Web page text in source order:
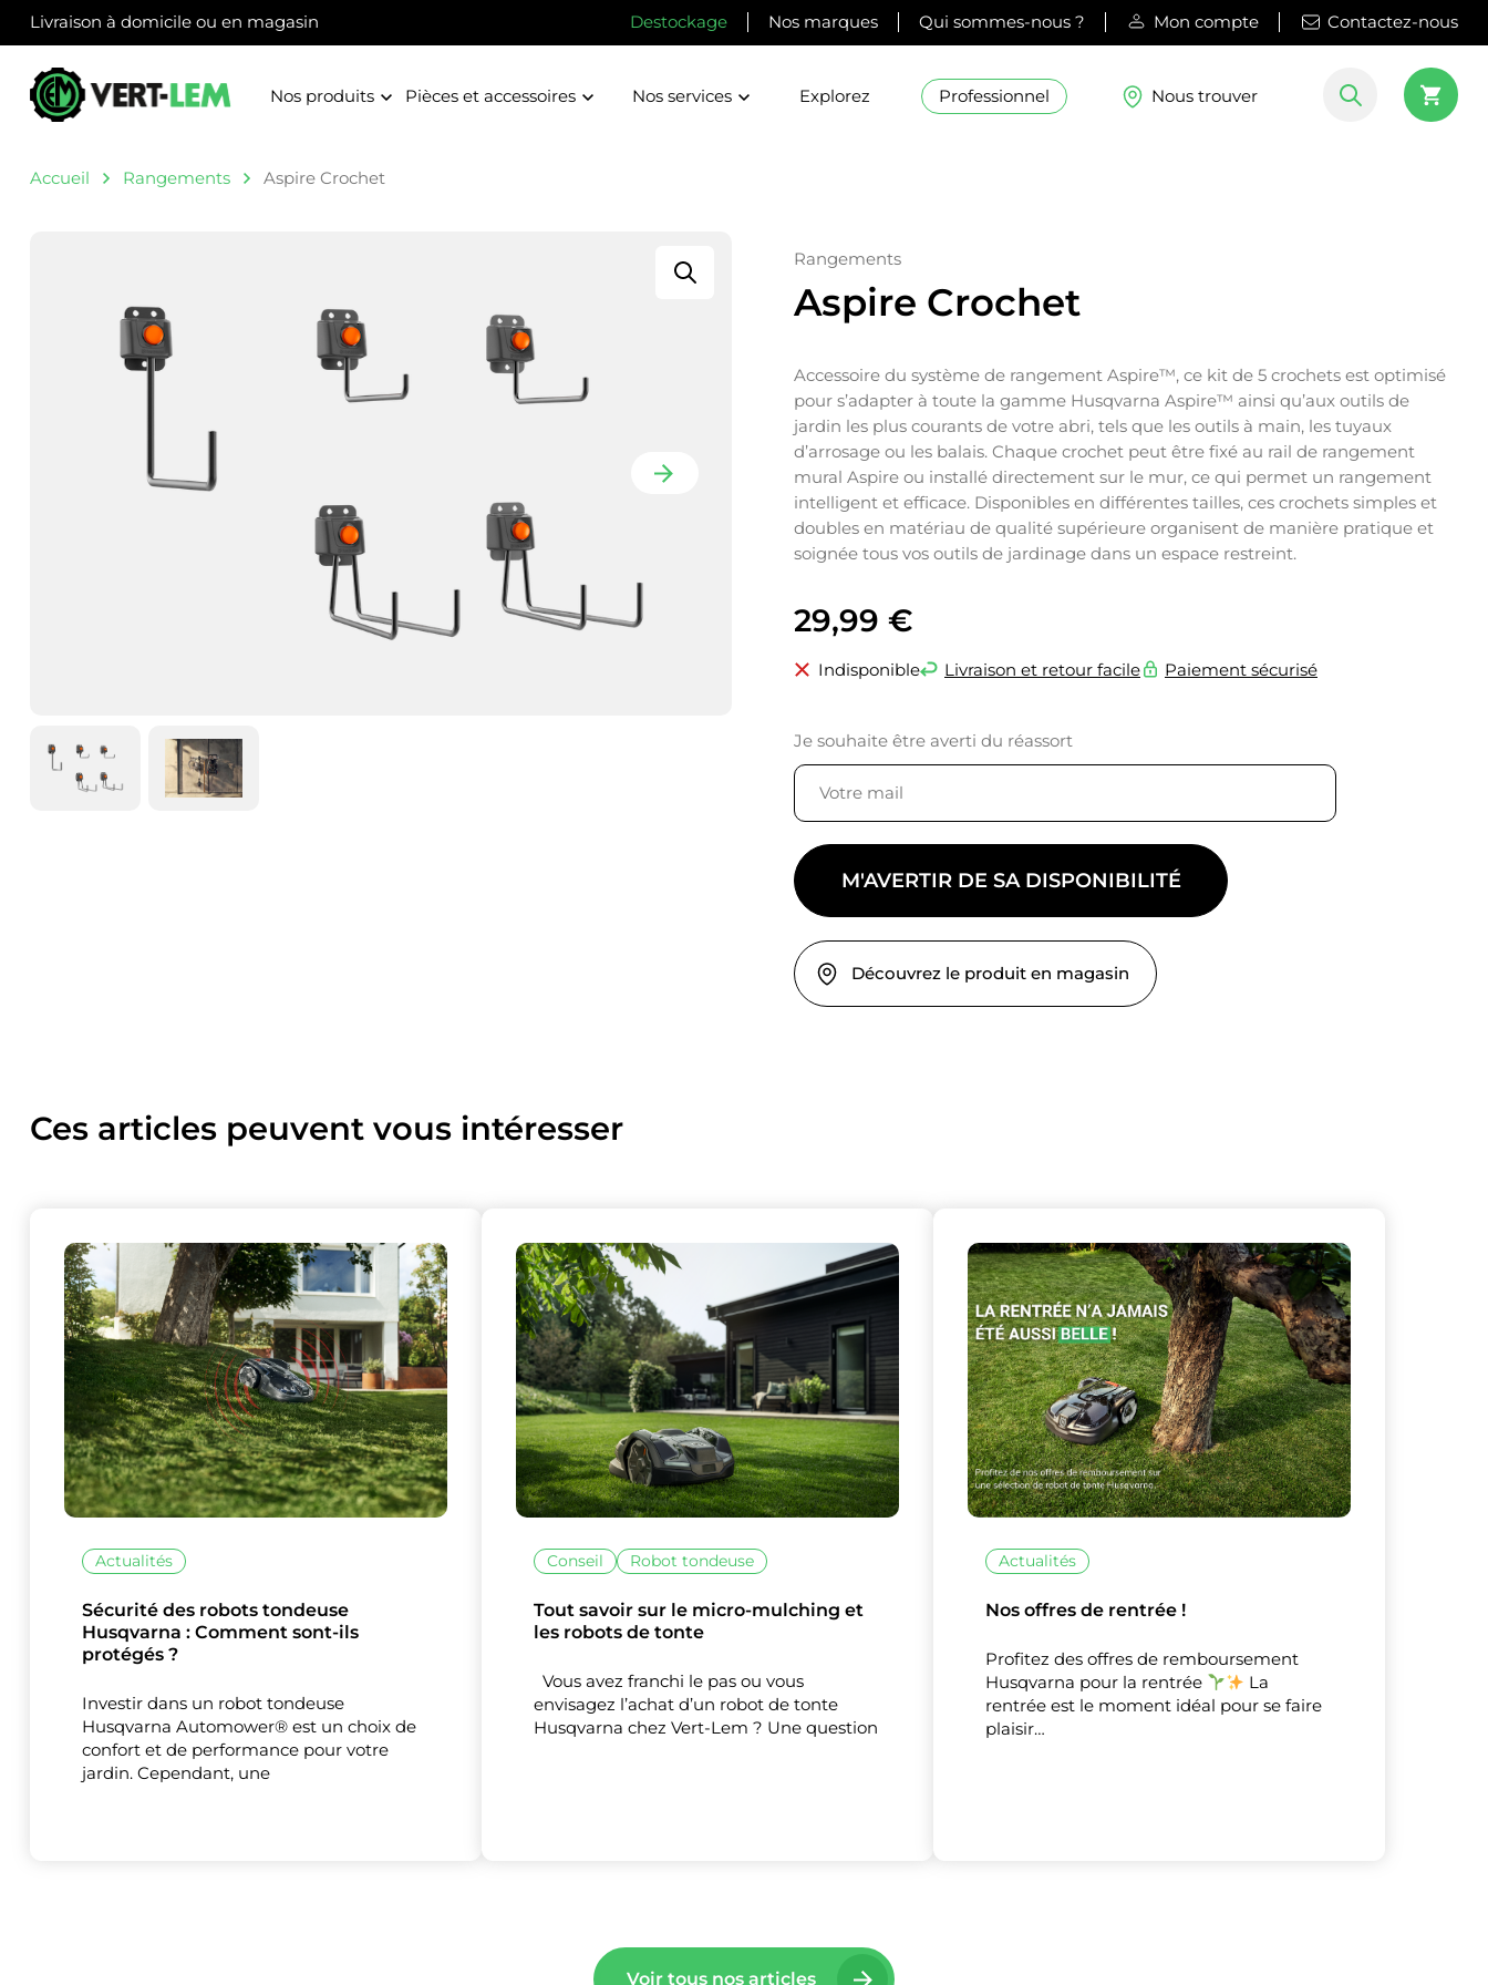
Ce site utilise des cookies et vous donne le contrôle sur ceux que
vous souhaitez activer
Nos partenaires(1)
XMasquer le bandeau
Livraison à domicile ou en magasin Destockage Nos marques Qui sommes-nous ? Mon compte Contactez-nous
Nos produits Pièces et accessoires Nos services Explorez Professionnel Nous trouver
Accueil Rangements Aspire Crochet
Rangements
Aspire Crochet
Accessoire du système de rangement Aspire™, ce kit de 5 crochets est optimisé
pour s’adapter à toute la gamme Husqvarna Aspire™ ainsi qu’aux outils de
jardin les plus courants de votre abri, tels que les outils à main, les tuyaux
d’arrosage ou les balais. Chaque crochet peut être fixé au rail de rangement
mural Aspire ou installé directement sur le mur, ce qui permet un rangement
intelligent et efficace. Disponibles en différentes tailles, ces crochets simples et
doubles en matériau de qualité supérieure organisent de manière pratique et
soignée tous vos outils de jardinage dans un espace restreint.
29,99 €
Indisponible Livraison et retour facile Paiement sécurisé
Je souhaite être averti du réassort
M'AVERTIR DE SA DISPONIBILITÉ
Découvrez le produit en magasin
Ces articles peuvent vous intéresser
Actualités
Sécurité des robots tondeuse
Husqvarna : Comment sont-ils
protégés ?
Investir dans un robot tondeuse
Husqvarna Automower® est un choix de
confort et de performance pour votre
jardin. Cependant, une
Conseil Robot tondeuse
Tout savoir sur le micro-mulching et
les robots de tonte
Vous avez franchi le pas ou vous
envisagez l’achat d’un robot de tonte
Husqvarna chez Vert-Lem ? Une question
Actualités
Nos offres de rentrée !
Profitez des offres de remboursement
Husqvarna pour la rentrée
La
rentrée est le moment idéal pour se faire
plaisir…
Voir tous nos articles